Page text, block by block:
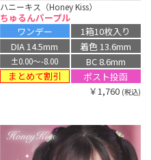
ハニーキス（Honey Kiss）
ちゅるんパープル
ワンデー
1箱10枚入り
DIA 14.5mm
着色 13.6mm
±0.00〜-8.00
BC 8.6mm
まとめて割引
ポスト投函
￥1,760 (税込)